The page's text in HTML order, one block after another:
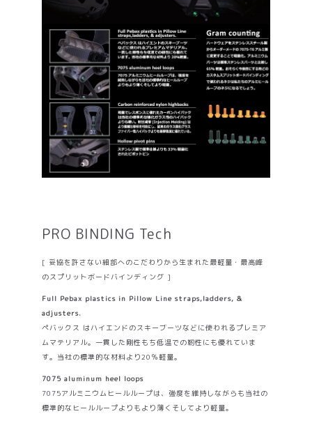
PRO BINDING Tech
[ 妥協を許さない細部へのこだわりから生まれた最軽量・最高峰
のスプリットボードバインディング ]
Full Pebax plastics in Pillow Line straps,ladders, &
adjusters.
ペバックス はハイエンドのスキーブーツなどに使われるプレミア
ムマテリアル。一貫した剛性もち低温での靭性にも優れていま
す。当社の標準的な材料より20％軽量。
7075 aluminum heel loops
7075アルミニウムヒールループは、強度を維持しながらも当社の
標準的なヒールループよりもより薄くそしてより軽量。